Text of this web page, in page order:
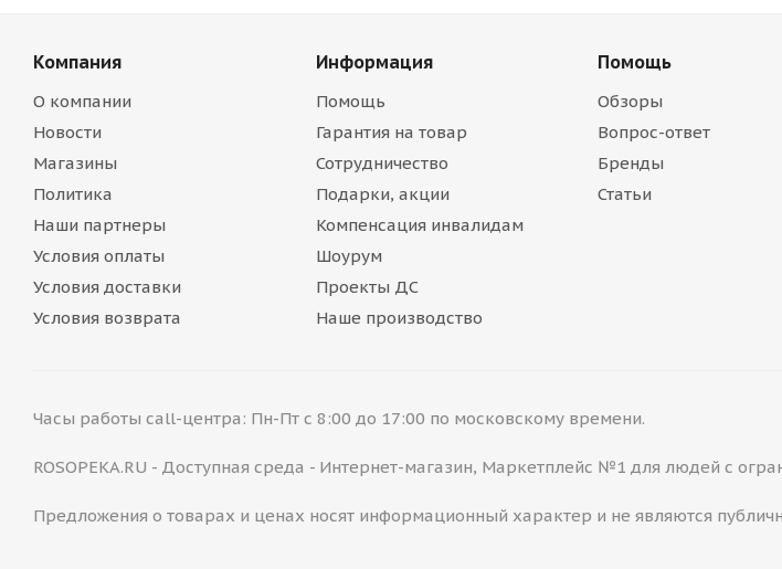
Компания
О компании
Новости
Магазины
Политика
Наши партнеры
Условия оплаты
Условия доставки
Условия возврата
Информация
Помощь
Гарантия на товар
Сотрудничество
Подарки, акции
Компенсация инвалидам
Шоурум
Проекты ДС
Наше производство
Помощь
Обзоры
Вопрос-ответ
Бренды
Статьи
Часы работы call-центра: Пн-Пт с 8:00 до 17:00 по московскому времени.
ROSOPEKA.RU - Доступная среда - Интернет-магазин, Маркетплейс №1 для людей с
Предложения о товарах и ценах носят информационный характер и не являются